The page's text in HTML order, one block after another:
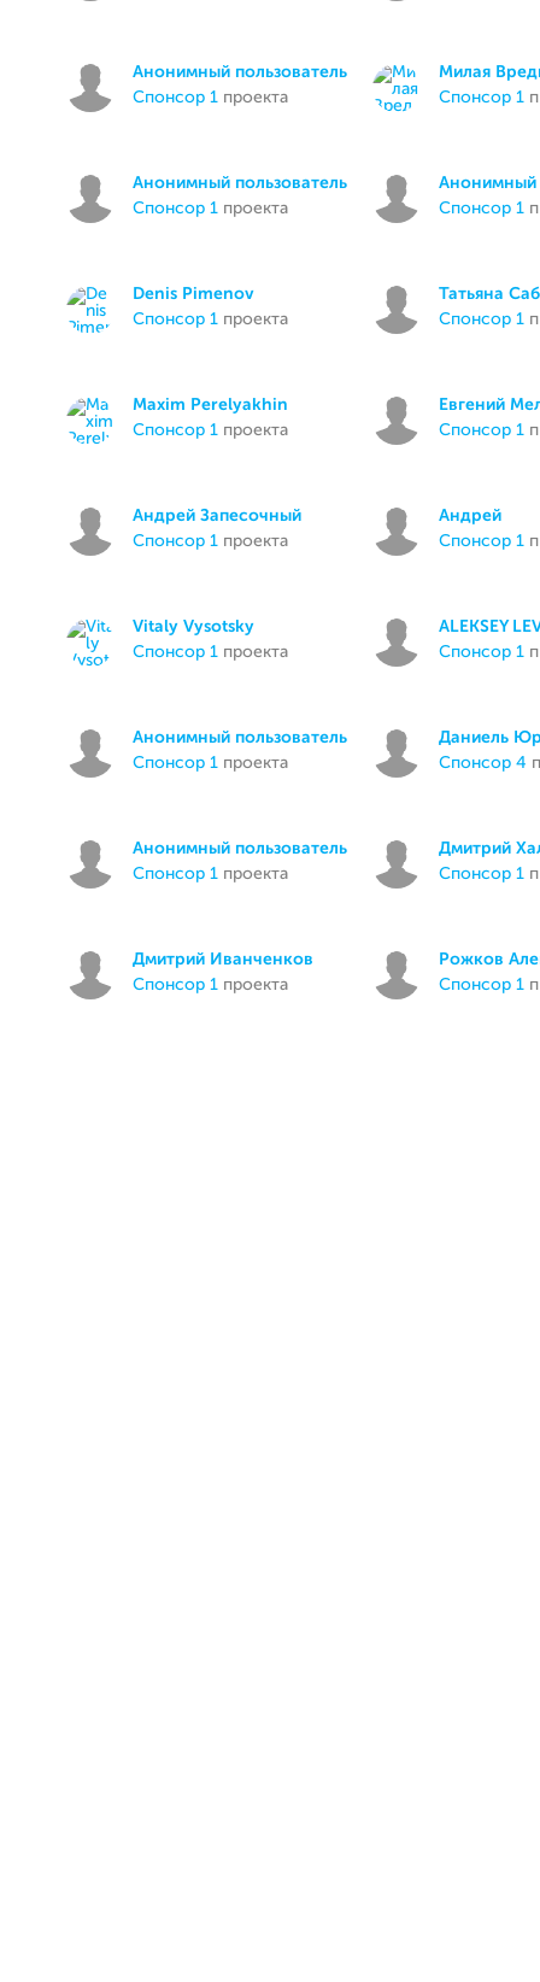
Анонимный пользователь
спонсор 1 проекта
Милая
спонсор 1
Анонимный пользователь
спонсор 1 проекта
Анонимный
спонсор 1
Denis Pimenov
спонсор 1 проекта
Татьяна
спонсор 1
Maxim Perelyakhin
спонсор 1 проекта
Евгений
спонсор 1
Андрей Запесочный
спонсор 1 проекта
Андрей
спонсор 1
Vitaly Vysotsky
спонсор 1 проекта
ALEKSEY
спонсор 1
Анонимный пользователь
спонсор 1 проекта
Даниель
спонсор 4
Анонимный пользователь
спонсор 1 проекта
Дмитрий
спонсор 1
Дмитрий Иванченков
спонсор 1 проекта
Рожков
спонсор 1